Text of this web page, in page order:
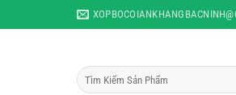
to
Tìm
kiếm: